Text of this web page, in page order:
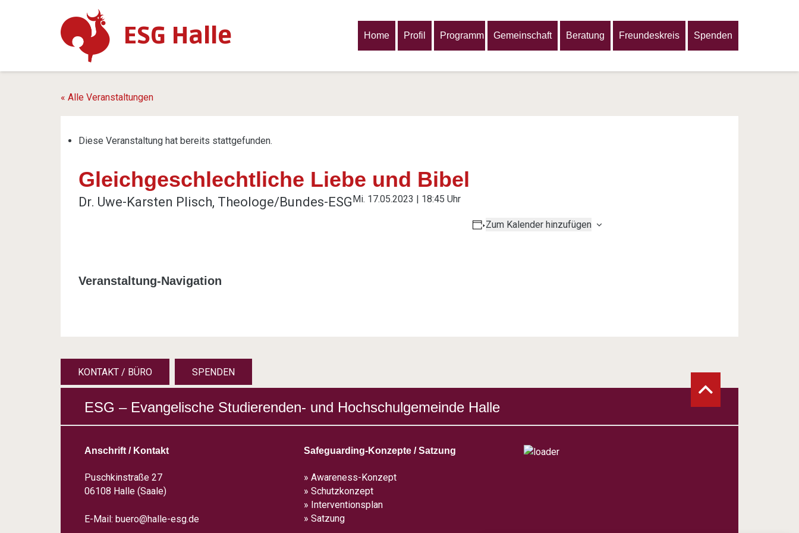
ESG Halle Home Profil Programm Gemeinschaft Beratung Freundeskreis Spenden
« Alle Veranstaltungen
Diese Veranstaltung hat bereits stattgefunden.
Gleichgeschlechtliche Liebe und Bibel
Dr. Uwe-Karsten Plisch, Theologe/Bundes-ESGMi. 17.05.2023 | 18:45 Uhr
Zum Kalender hinzufügen
Veranstaltung-Navigation
KONTAKT / BÜRO SPENDEN
ESG – Evangelische Studierenden- und Hochschulgemeinde Halle
Anschrift / Kontakt
Puschkinstraße 27
06108 Halle (Saale)
E-Mail: buero@halle-esg.de
Safeguarding-Konzepte / Satzung
» Awareness-Konzept
» Schutzkonzept
» Interventionsplan
» Satzung